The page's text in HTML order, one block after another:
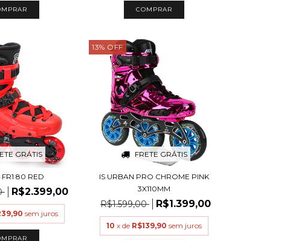
COMPRAR
GRÁTIS
FR1 80 RED
R$2.399,00
sem juros
13% OFF
FRETE GRÁTIS
IS URBAN PRO CHROME PINK
3X110MM
R$1.599,00 R$1.399,00
10 x de R$139,90 sem juros